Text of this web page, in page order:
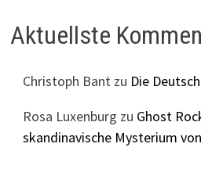
Aktuellste
Christoph Bant zu Die
Rosa Luxenburg zu Ghost
skandinavische Mysterium